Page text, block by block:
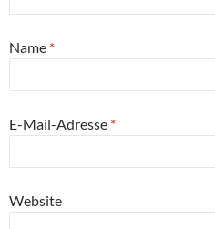
Name *
E-Mail-Adresse *
Website